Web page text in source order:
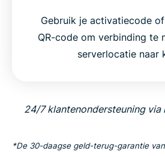
Gebruik je activatiecode
QR-code om verbinding te
serverlocatie naar
24/7 klantenondersteuning via
*De 30-daagse geld-terug-garantie